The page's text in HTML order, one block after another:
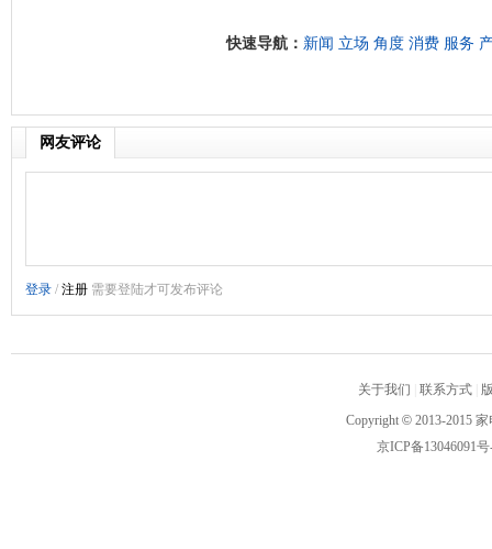
快速导航： 新闻 立场 角度 消费 服务
网友评论
关于我们 联系方式
Copyright © 2013-2015
京ICP备13046091号